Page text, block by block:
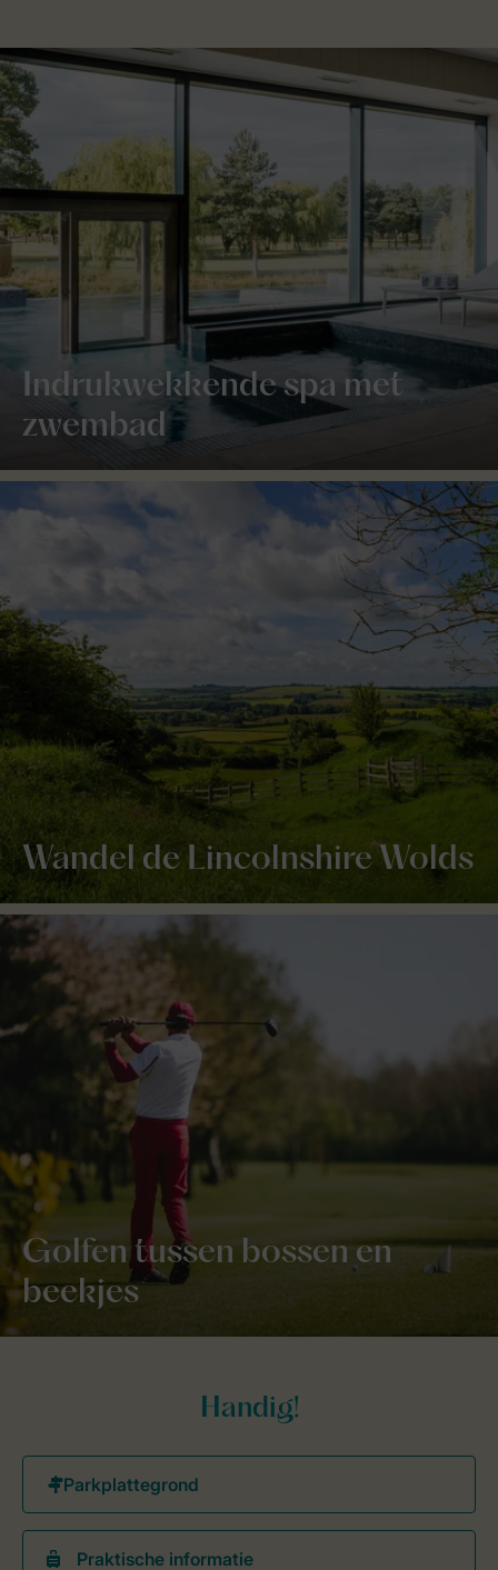
Indrukwekkende spa met
zwembad
Wandel de Lincolnshire Wolds
Golfen tussen bossen en
beekjes
Handig!
Praktische informatie